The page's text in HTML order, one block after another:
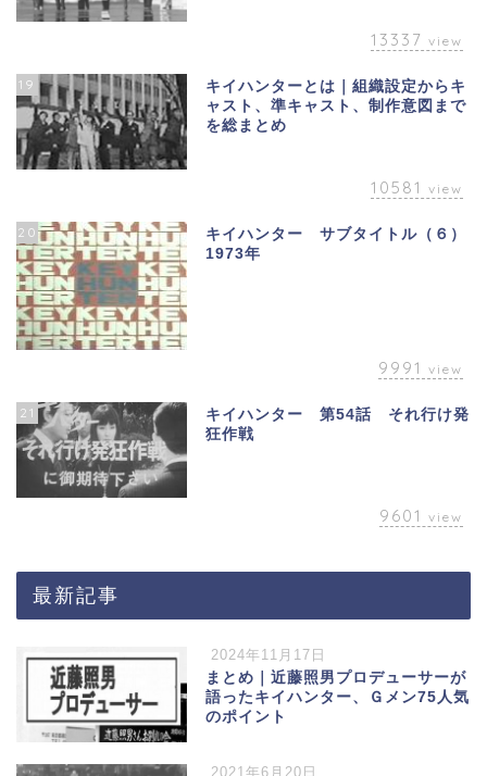
13337 view
19
キイハンターとは｜組織設定からキ
ャスト、準キャスト、制作意図まで
を総まとめ
10581 view
20
キイハンター サブタイトル（６）
1973年
9991 view
21
キイハンター 第54話 それ行け発
狂作戦
9601 view
最新記事
2024年11月17日
まとめ｜近藤照男プロデューサーが
語ったキイハンター、Ｇメン75人気
のポイント
2021年6月20日